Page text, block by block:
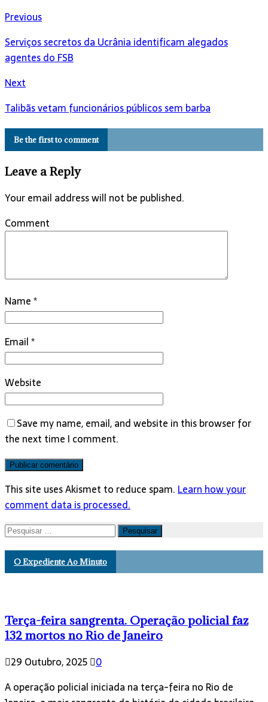
Previous
Serviços secretos da Ucrânia identificam alegados
agentes do FSB
Next
Talibãs vetam funcionários públicos sem barba
Be the first to comment
Leave a Reply
Your email address will not be published.
Comment
Name*
Email*
Website
Save my name, email, and website in this browser for
the next time I comment.
This site uses Akismet to reduce spam. Learn how your
comment data is processed.
Pesquisar
O Expediente Ao Minuto
Terça-feira sangrenta. Operação policial faz
132 mortos no Rio de Janeiro
29 Outubro, 2025 0
A operação policial iniciada na terça-feira no Rio de